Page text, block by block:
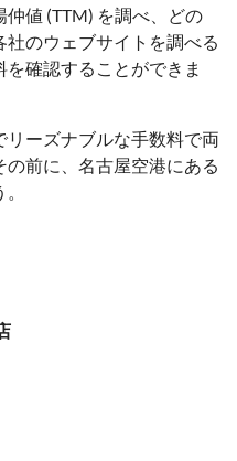
値 (TTM) を調べ、どの
社のウェブサイトを調べる
確認することができま
ーズナブルな手数料で両
前に、名古屋空港にある